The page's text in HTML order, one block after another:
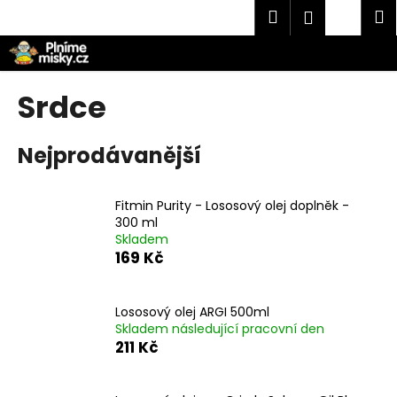
obsah
Hledat
Srdce
Nejprodávanější
Fitmin Purity - Lososový olej doplněk -
300 ml
Skladem
169 Kč
Lososový olej ARGI 500ml
Skladem následující pracovní den
211 Kč
o
š
í
Zpět
Zpět
C
o
p
o